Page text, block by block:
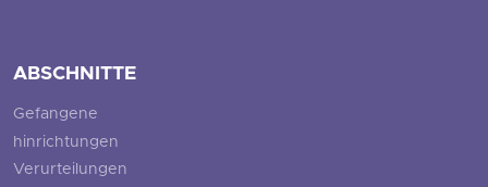
ABSCHNITTE
Gefangene
hinrichtungen
Verurteilungen